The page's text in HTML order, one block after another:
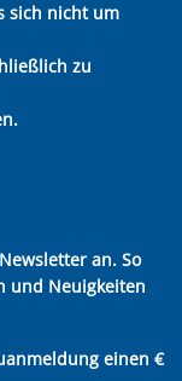
sich nicht um
zu
an. So
und Neuigkeiten
einen €